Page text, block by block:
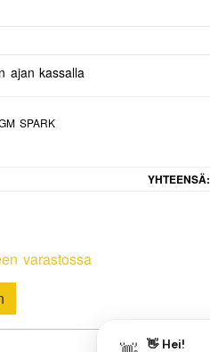
ajan kassalla
SPARK
YHTEENSÄ:
varastossa